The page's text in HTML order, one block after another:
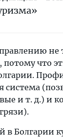
не
что
система
и т. д.) и
в Болгарии